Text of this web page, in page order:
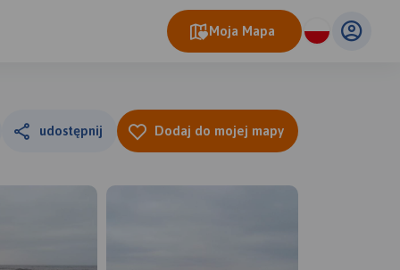
Moja Mapa
udostępnij Dodaj do mojej mapy